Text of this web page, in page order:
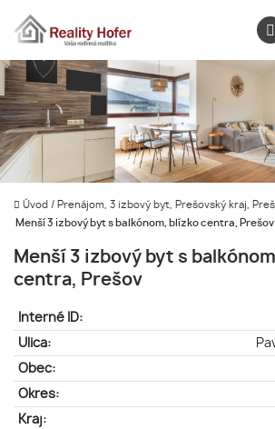
Úvod / Prenájom, 3 izbový byt, Prešovský kraj,
Menší 3 izbový byt s balkónom, blízko centra, Prešov
Menší 3 izbový byt s
centra, Prešov
Interné ID:
Ulica:
Obec:
Okres:
Kraj: